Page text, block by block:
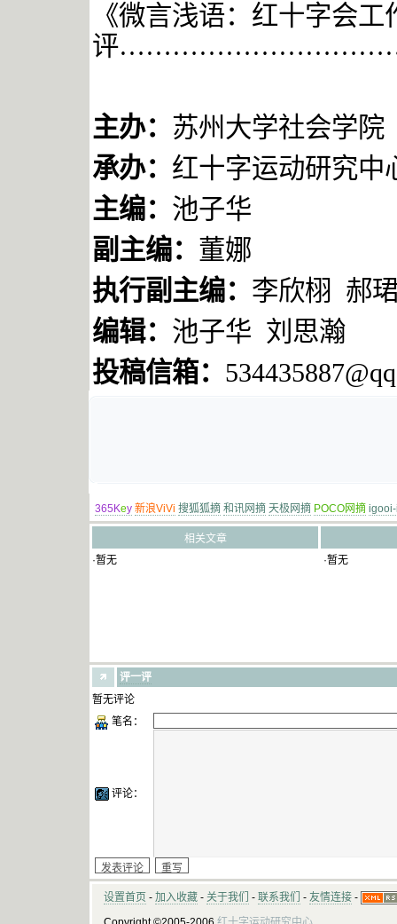
《微言浅语：红十字会
评
主办： 苏州大学社会学院
承办： 红十字运动研究中
主编： 池子华
副主编： 董娜
执行副主编： 李欣栩
郝
编辑： 池子华 刘思瀚
投稿信箱：
365Key 新浪ViVi 搜狐狐摘 和讯网摘 天极网摘 POCO网摘
相关文章
·暂无
·暂无
评一评
暂无评论
笔名：
评论：
设置首页 - 加入收藏 - 关于我们 - 联系我们 - 友情连接 -